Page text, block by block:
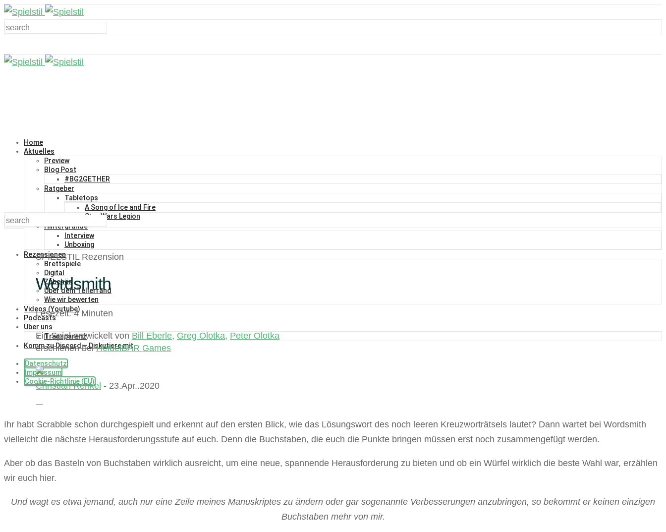
Home
Aktuelles
Preview
Blog Post
#BG2GETHER
Ratgeber
Tabletops
A Song of Ice and Fire
Star Wars Legion
Hintergründe
Interview
Unboxing
Rezensionen
Brettspiele
Digital
Zubehör
Über dem Tellerrand
Wie wir bewerten
Videos (Youtube)
Podcasts
Über uns
Transparenz
Komm zu Discord – Diskutiere mit
Datenschutz
Impressum
Cookie-Richtlinie (EU)
SPIELSTIL Rezension
Wordsmith
Lesezeit: 4 Minuten
Ein Spiel entwickelt von Bill Eberle, Greg Olotka, Peter Olotka
erschienen beiHeidelBÄR Games
Christian Renkel - 23.Apr..2020
Ihr habt Scrabble schon durchgespielt und erkennt auf den ersten Blick, wie das Lösungswort des noch leeren Kreuzworträtsels lautet? Dann wartet bei Wordsmith
vielleicht die nächste Herausforderungsstufe auf euch. Denn die Buchstaben, die euch die Punkte bringen müssen erst noch zusammengefügt werden.
Aber ob das Basteln von Buchstaben wirklich ausreicht, um eine neue, spannende Herausforderung zu bieten und ob ein Würfel wirklich die beste Wahl war, erzählen
wir euch hier.
Und wagt es etwa jemand, auch nur eine Zeile meines Manuskriptes zu ändern oder gar sogenannte Verbesserungen anzubringen, so bekommt er keinen einzigen
Buchstaben mehr von mir.